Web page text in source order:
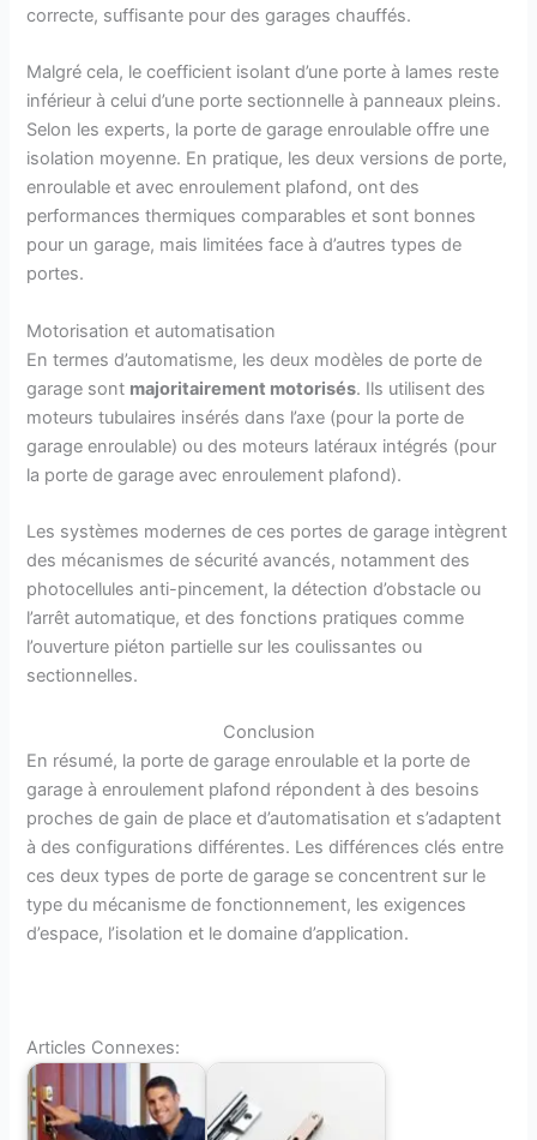
correcte, suffisante pour des garages chauffés.
Malgré cela, le coefficient isolant d’une porte à lames reste
inférieur à celui d’une porte sectionnelle à panneaux pleins.
Selon les experts, la porte de garage enroulable offre une
isolation moyenne. En pratique, les deux versions de porte,
enroulable et avec enroulement plafond, ont des
performances thermiques comparables et sont bonnes
pour un garage, mais limitées face à d’autres types de
portes.
Motorisation et automatisation
En termes d’automatisme, les deux modèles de porte de
garage sont majoritairement motorisés. Ils utilisent des
moteurs tubulaires insérés dans l’axe (pour la porte de
garage enroulable) ou des moteurs latéraux intégrés (pour
la porte de garage avec enroulement plafond).
Les systèmes modernes de ces portes de garage intègrent
des mécanismes de sécurité avancés, notamment des
photocellules anti-pincement, la détection d’obstacle ou
l’arrêt automatique, et des fonctions pratiques comme
l’ouverture piéton partielle sur les coulissantes ou
sectionnelles.
Conclusion
En résumé, la porte de garage enroulable et la porte de
garage à enroulement plafond répondent à des besoins
proches de gain de place et d’automatisation et s’adaptent
à des configurations différentes. Les différences clés entre
ces deux types de porte de garage se concentrent sur le
type du mécanisme de fonctionnement, les exigences
d’espace, l’isolation et le domaine d’application.
Articles Connexes: